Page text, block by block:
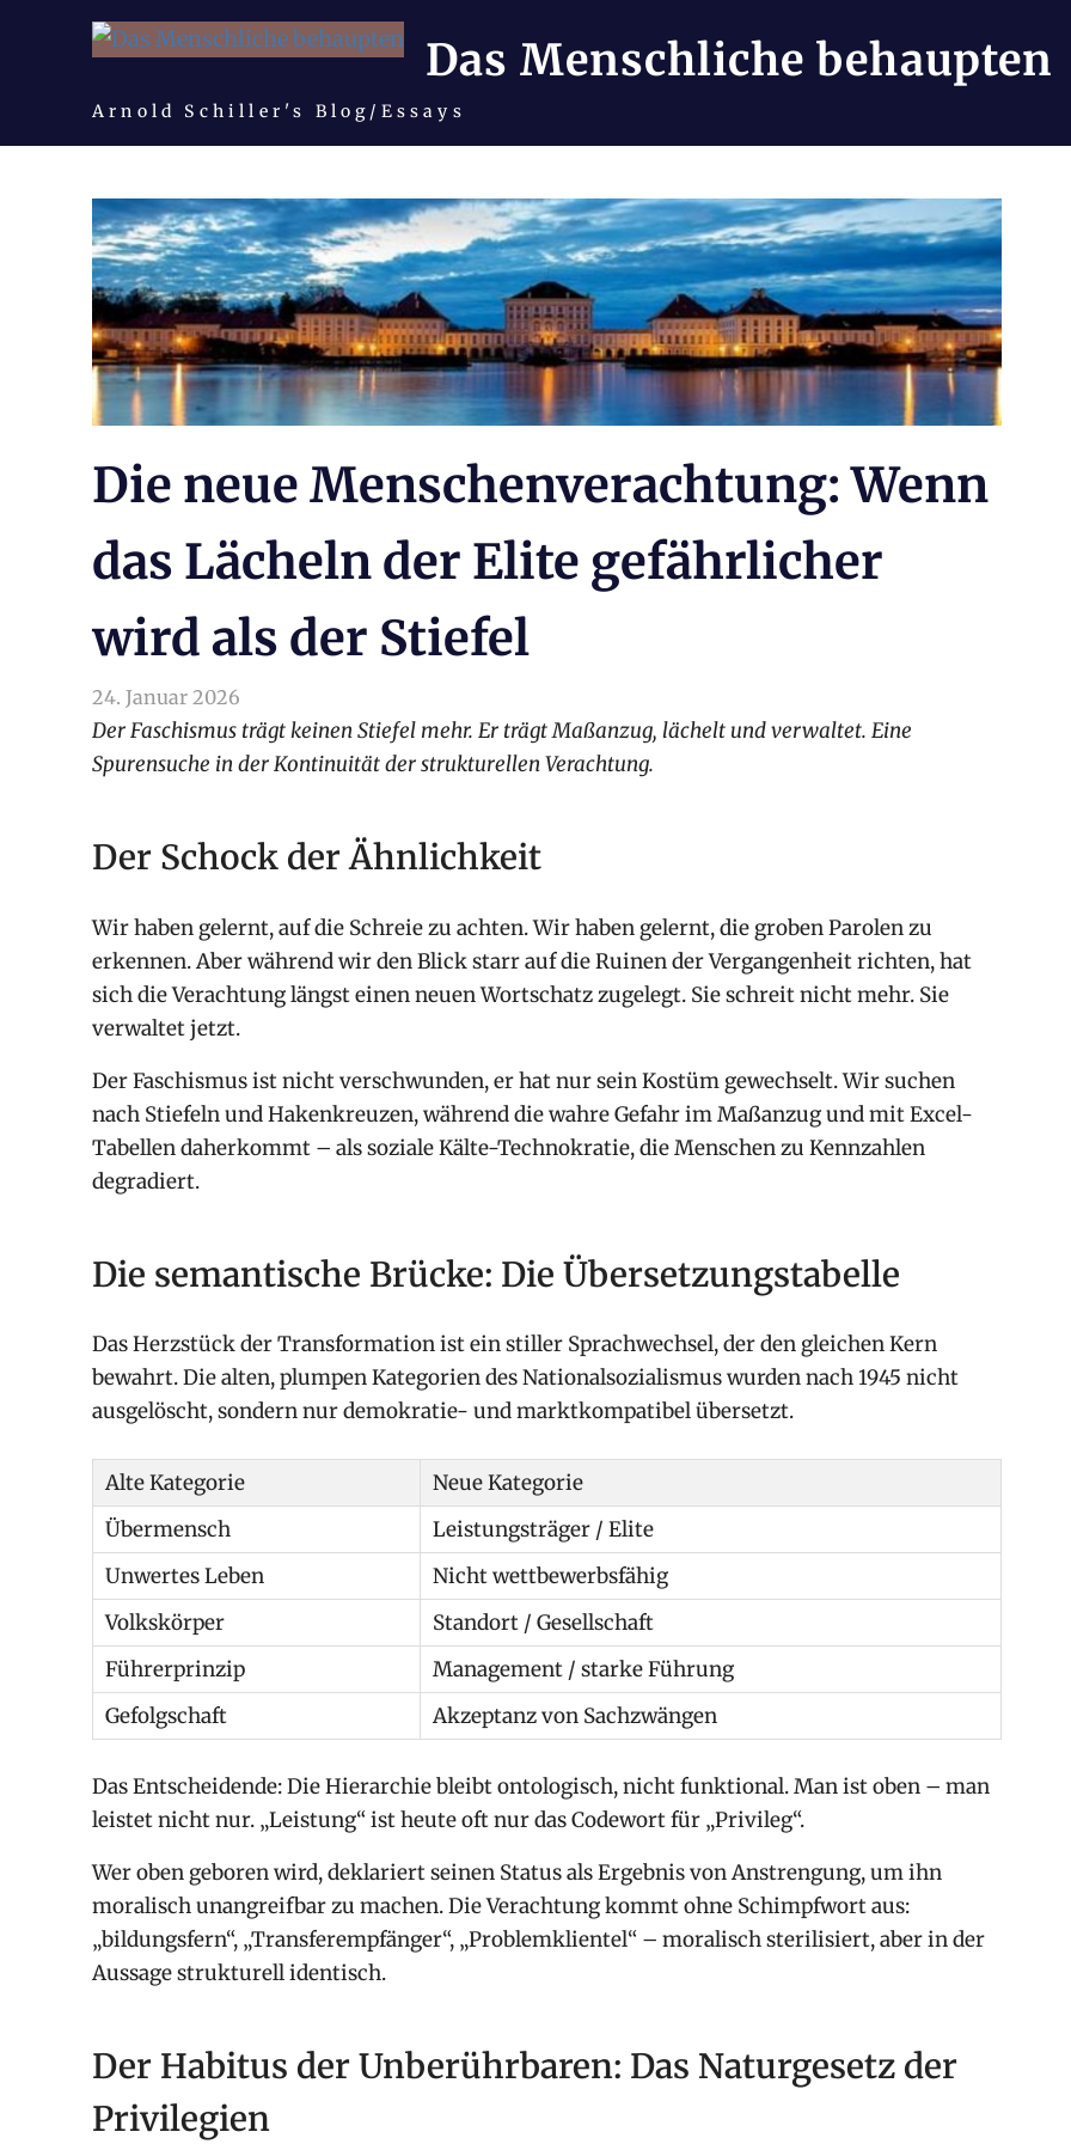
springen
Das Menschliche behaupten
Arnold Schiller's Blog/Essays
Die neue Menschenverachtung: Wenn
das Lächeln der Elite gefährlicher
wird als der Stiefel
24. Januar 2026
Der Faschismus trägt keinen Stiefel mehr. Er trägt Maßanzug, lächelt und verwaltet. Eine
Spurensuche in der Kontinuität der strukturellen Verachtung.
Der Schock der Ähnlichkeit
Wir haben gelernt, auf die Schreie zu achten. Wir haben gelernt, die groben Parolen zu
erkennen. Aber während wir den Blick starr auf die Ruinen der Vergangenheit richten, hat
sich die Verachtung längst einen neuen Wortschatz zugelegt. Sie schreit nicht mehr. Sie
verwaltet jetzt.
Der Faschismus ist nicht verschwunden, er hat nur sein Kostüm gewechselt. Wir suchen
nach Stiefeln und Hakenkreuzen, während die wahre Gefahr im Maßanzug und mit Excel-
Tabellen daherkommt – als soziale Kälte-Technokratie, die Menschen zu Kennzahlen
degradiert.
Die semantische Brücke: Die Übersetzungstabelle
Das Herzstück der Transformation ist ein stiller Sprachwechsel, der den gleichen Kern
bewahrt. Die alten, plumpen Kategorien des Nationalsozialismus wurden nach 1945 nicht
ausgelöscht, sondern nur demokratie- und marktkompatibel übersetzt.
Alte Kategorie
Neue Kategorie
Übermensch
Leistungsträger / Elite
Unwertes Leben
Nicht wettbewerbsfähig
Volkskörper
Standort / Gesellschaft
Führerprinzip
Management / starke Führung
Gefolgschaft
Akzeptanz von Sachzwängen
Das Entscheidende: Die Hierarchie bleibt ontologisch, nicht funktional. Man ist oben – man
leistet nicht nur. „Leistung“ ist heute oft nur das Codewort für „Privileg“.
Wer oben geboren wird, deklariert seinen Status als Ergebnis von Anstrengung, um ihn
moralisch unangreifbar zu machen. Die Verachtung kommt ohne Schimpfwort aus:
„bildungsfern“, „Transferempfänger“, „Problemklientel“ – moralisch sterilisiert, aber in der
Aussage strukturell identisch.
Der Habitus der Unberührbaren: Das Naturgesetz der
Privilegien